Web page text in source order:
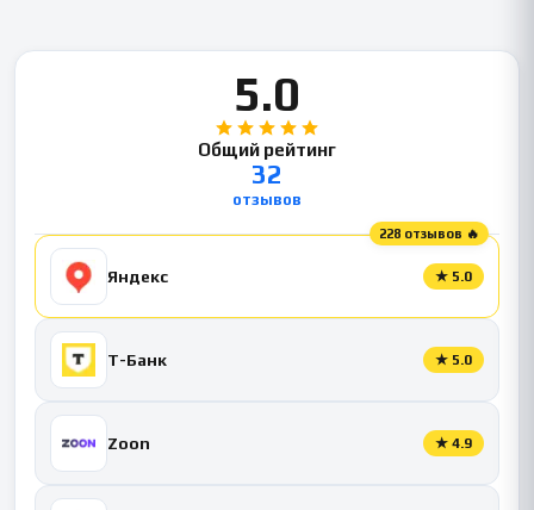
5.0
Общий рейтинг
32
отзывов
228 отзывов 🔥
Яндекс ★ 5.0
Т-Банк ★ 5.0
Zoon ★ 4.9